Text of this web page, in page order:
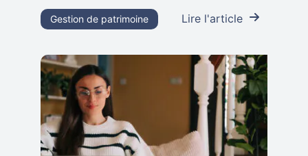
Lire l'article
Gestion de patrimoine